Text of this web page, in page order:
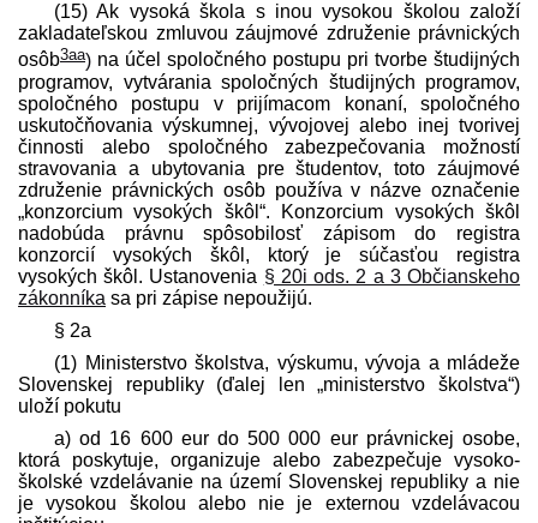
(15) Ak vysoká škola s inou vysokou školou založí
zakladateľskou zmluvou záujmové združenie právnických
osôb3aa) na účel spoločného postupu pri tvorbe študijných
programov, vytvárania spoločných študijných programov,
spoločného postupu v prijímacom konaní, spoločného
uskutočňovania výskumnej, vývojovej alebo inej tvorivej
činnosti alebo spoločného zabezpečovania možností
stravovania a ubytovania pre študentov, toto záujmové
združenie právnických osôb používa v názve označenie
„konzorcium vysokých škôl“. Konzorcium vysokých škôl
nadobúda právnu spôsobilosť zápisom do registra
konzorcií vysokých škôl, ktorý je súčasťou registra
vysokých škôl. Ustanovenia § 20i ods. 2 a 3 Občianskeho
zákonníka sa pri zápise nepoužijú.
§ 2a
(1) Ministerstvo školstva, výskumu, vývoja a mládeže
Slovenskej republiky (ďalej len „ministerstvo školstva“)
uloží pokutu
a) od 16 600 eur do 500 000 eur právnickej osobe,
ktorá poskytuje, organizuje alebo zabezpečuje vysoko­
školské vzdelávanie na území Slovenskej republiky a nie
je vysokou školou alebo nie je externou vzdelávacou